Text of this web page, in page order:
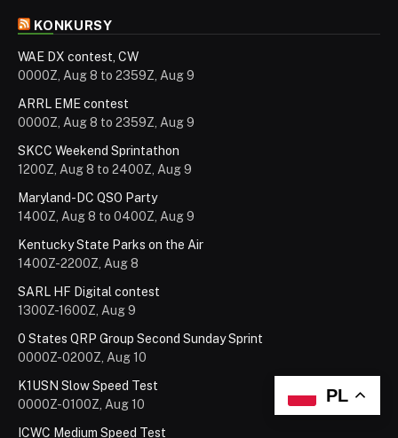
KONKURSY
WAE DX contest, CW
0000Z, Aug 8 to 2359Z, Aug 9
ARRL EME contest
0000Z, Aug 8 to 2359Z, Aug 9
SKCC Weekend Sprintathon
1200Z, Aug 8 to 2400Z, Aug 9
Maryland-DC QSO Party
1400Z, Aug 8 to 0400Z, Aug 9
Kentucky State Parks on the Air
1400Z-2200Z, Aug 8
SARL HF Digital contest
1300Z-1600Z, Aug 9
0 States QRP Group Second Sunday Sprint
0000Z-0200Z, Aug 10
K1USN Slow Speed Test
0000Z-0100Z, Aug 10
ICWC Medium Speed Test
PL